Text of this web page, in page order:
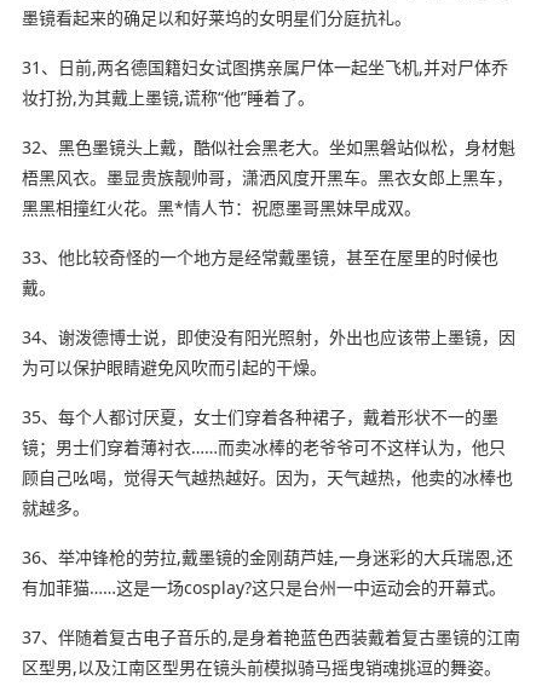
墨镜看起来的确足以和好莱坞的女明星们分庭抗礼。
31、日前,两名德国籍妇女试图携亲属尸体一起坐飞机,并对尸体乔
妆打扮,为其戴上墨镜,谎称“他”睡着了。
32、黑色墨镜头上戴，酷似社会黑老大。坐如黑磐站似松，身材魁
梧黑风衣。墨显贵族靓帅哥，潇洒风度开黑车。黑衣女郎上黑车，
黑黑相撞红火花。黑*情人节：祝愿墨哥黑妹早成双。
33、他比较奇怪的一个地方是经常戴墨镜，甚至在屋里的时候也
戴。
34、谢泼德博士说，即使没有阳光照射，外出也应该带上墨镜，因
为可以保护眼睛避免风吹而引起的干燥。
35、每个人都讨厌夏，女士们穿着各种裙子，戴着形状不一的墨
镜；男士们穿着薄衬衣……而卖冰棒的老爷爷可不这样认为，他只
顾自己吆喝，觉得天气越热越好。因为，天气越热，他卖的冰棒也
就越多。
36、举冲锋枪的劳拉,戴墨镜的金刚葫芦娃,一身迷彩的大兵瑞恩,还
有加菲猫……这是一场cosplay?这只是台州一中运动会的开幕式。
37、伴随着复古电子音乐的,是身着艳蓝色西装戴着复古墨镜的江南
区型男,以及江南区型男在镜头前模拟骑马摇曳销魂挑逗的舞姿。